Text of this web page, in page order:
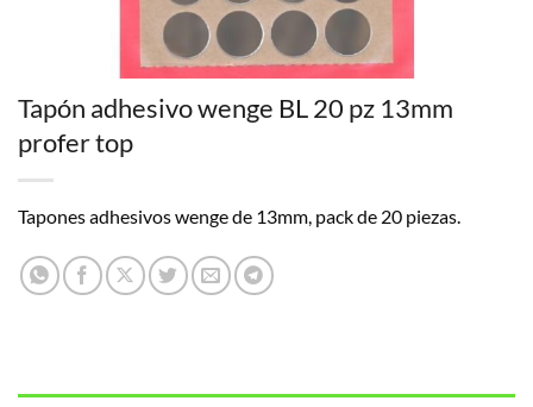
Tapón adhesivo wenge BL 20 pz 13mm
profer top
Tapones adhesivos wenge de 13mm, pack de 20 piezas.